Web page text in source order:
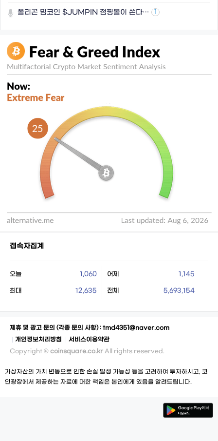
폴리곤 밈코인 $JUMPIN 점핑볼이 쏜다… 1
접속자집계
오늘 1,060 어제 1,145
최대 12,635 전체 5,693,154
제휴 및 광고 문의 (각종 문의 사항) : tmd4351@naver.com
개인정보처리방침
서비스이용약관
Copyright © coinsquare.co.kr All rights reserved.
가상자산의 가치 변동으로 인한 손실 발생 가능성 등을 고려하여 투자하시고, 코
인광장에서 제공하는 자료에 대한 책임은 본인에게 있음을 알려드립니다.